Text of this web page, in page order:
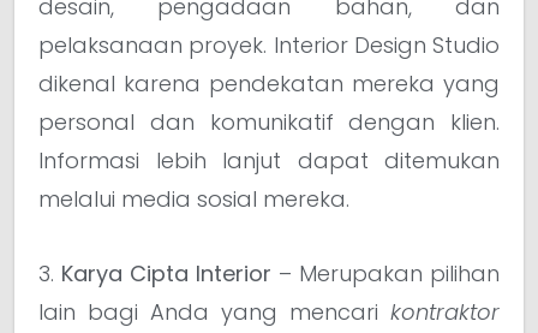
desain, pengadaan bahan, dan
pelaksanaan proyek. Interior Design Studio
dikenal karena pendekatan mereka yang
personal dan komunikatif dengan klien.
Informasi lebih lanjut dapat ditemukan
melalui media sosial mereka.
3. Karya Cipta Interior – Merupakan pilihan
lain bagi Anda yang mencari kontraktor